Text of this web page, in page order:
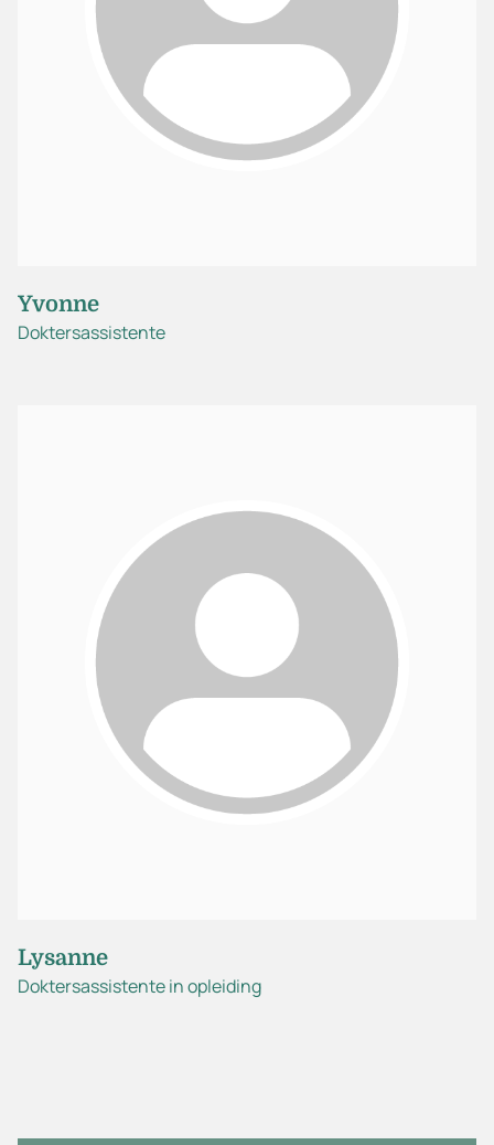
Yvonne
Doktersassistente
Lysanne
Doktersassistente in opleiding